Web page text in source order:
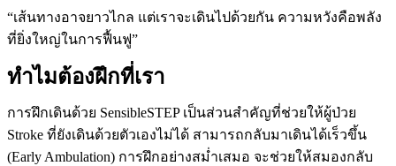
“เส้นทางอาจยาวไกล แต่เราจะเดินไปด้วยกัน ความหวังคือพลัง
ที่ยิ่งใหญ่ในการฟื้นฟู”
ทำไมต้องฝึกที่เรา
การฝึกเดินด้วย SensibleSTEP เป็นส่วนสำคัญที่ช่วยให้ผู้ป่วย
Stroke ที่ยังเดินด้วยตัวเองไม่ได้ สามารถกลับมาเดินได้เร็วขึ้น
(Early Ambulation) การฝึกอย่างสม่ำเสมอ จะช่วยให้สมองกลับ